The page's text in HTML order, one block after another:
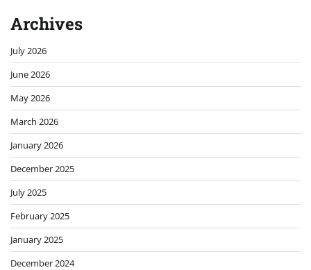
Archives
July 2026
June 2026
May 2026
March 2026
January 2026
December 2025
July 2025
February 2025
January 2025
December 2024